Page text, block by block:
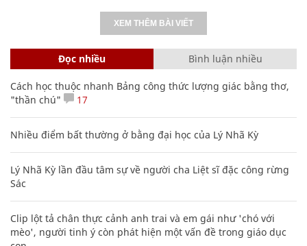
XEM THÊM BÀI VIẾT
Đọc nhiều Bình luận nhiều
Cách học thuộc nhanh Bảng công thức lượng giác bằng thơ,
"thần chú"
17
Nhiều điểm bất thường ở bằng đại học của Lý Nhã Kỳ
Lý Nhã Kỳ lần đầu tâm sự về người cha Liệt sĩ đặc công rừng
Sác
Clip lột tả chân thực cảnh anh trai và em gái như 'chó với
mèo', người tinh ý còn phát hiện một vấn đề trong giáo dục